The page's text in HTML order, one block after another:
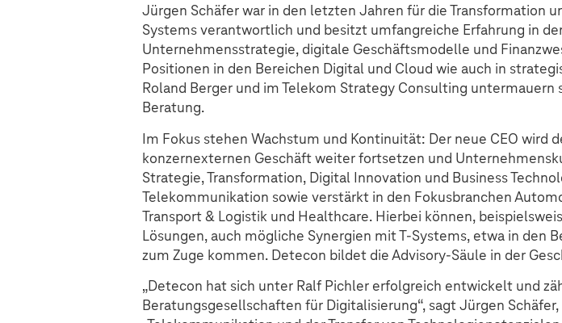
Jürgen Schäfer war in den letzten Jahren für die Transformation
Systems verantwortlich und besitzt umfangreiche Erfahrung in
Unternehmensstrategie, digitale Geschäftsmodelle und
Positionen in den Bereichen Digital und Cloud wie auch in
Roland Berger und im Telekom Strategy Consulting untermauern
Beratung.
Im Fokus stehen Wachstum und Kontinuität: Der neue CEO wird
konzernexternen Geschäft weiter fortsetzen und
Strategie, Transformation, Digital Innovation und Business
Telekommunikation sowie verstärkt in den Fokusbranchen
Transport & Logistik und Healthcare. Hierbei können,
Lösungen, auch mögliche Synergien mit T-Systems, etwa in den
zum Zuge kommen. Detecon bildet die Advisory-Säule in der
„Detecon hat sich unter Ralf Pichler erfolgreich entwickelt und
Beratungsgesellschaften für Digitalisierung“, sagt Jürgen